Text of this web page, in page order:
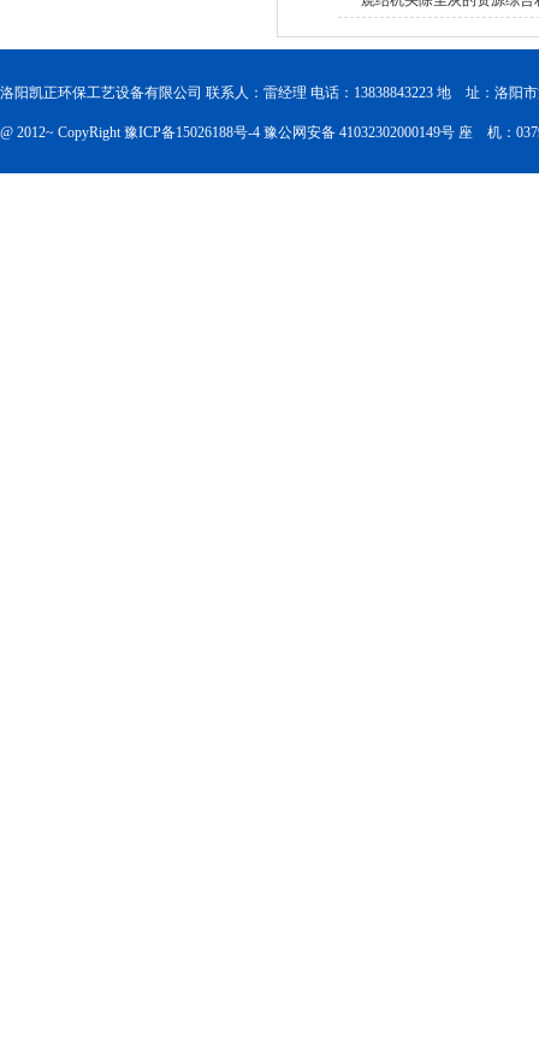
洛阳凯正环保工艺设备有限公司 联系人：雷经理 电话：13838843223 地 址：洛阳
@ 2012~ CopyRight豫ICP备15026188号-4 豫公网安备 41032302000149号 座 机：